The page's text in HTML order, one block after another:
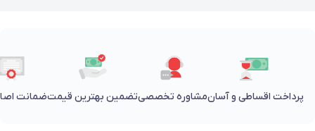
پرداخت اقساطی و آسانمشاوره تخصصیتضمین بهترین قیمتضمانت